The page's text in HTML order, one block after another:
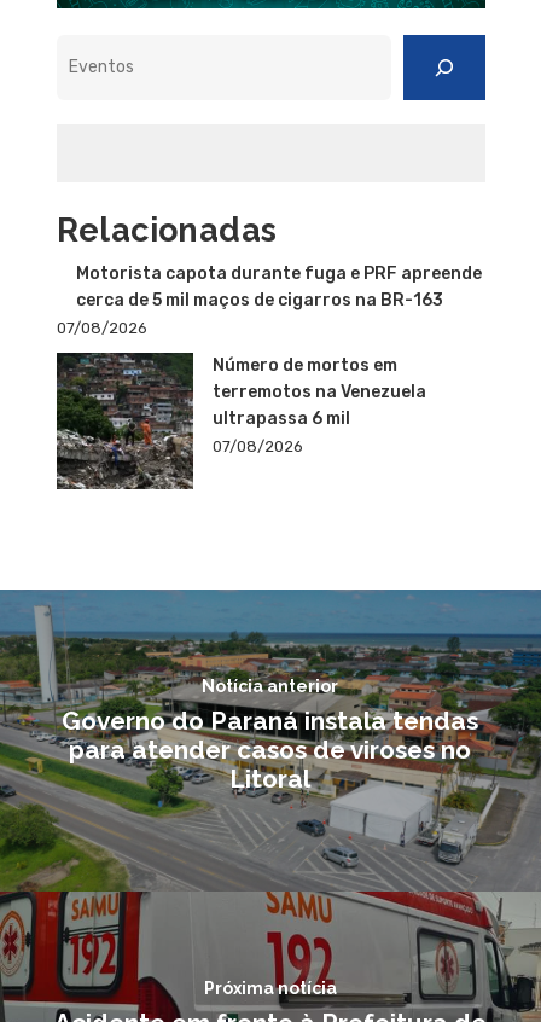
Relacionadas
Motorista capota durante fuga e PRF apreende
cerca de 5 mil maços de cigarros na BR-163
07/08/2026
Número de mortos em
terremotos na Venezuela
ultrapassa 6 mil
07/08/2026
Notícia anterior
Governo do Paraná instala tendas
para atender casos de viroses no
Litoral
Próxima notícia